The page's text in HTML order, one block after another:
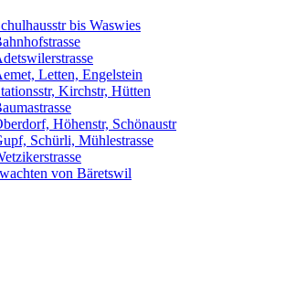
bis Waswies
Letten, Engelstein
Kirchstr, Hütten
Höhenstr, Schönaustr
Schürli, Mühlestrasse
von Bäretswil